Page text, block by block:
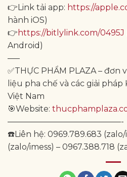
👉Link tải app: https://
hành iOS)
👉 https://bitlylink.com/0495J
Android)
—–
✅THỰC PHẨM PLAZA –
liệu pha chế và các giải
Việt Nam
🎯Website:
——————————————-
☎️Liên hệ: 0969.789.683
(zalo/imess) – 0967.388.718